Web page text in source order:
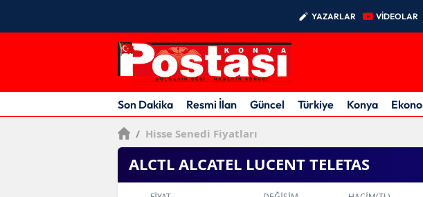
YAZARLAR VİDEOLAR
Son Dakika Resmi İlan Güncel Türkiye Konya
/ Hisse Senedi Fiyatları
ALCTL ALCATEL LUCENT TELETAS